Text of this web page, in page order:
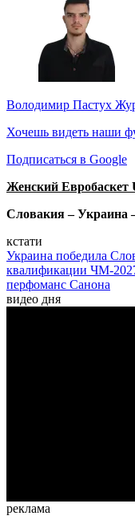
Володимир Пастух
Хочешь видеть наши
Подписаться в Google
Женский Евробаскет
Словакия – Украина
кстати
Украина победила
квалификации ЧМ-
перфоманс Санона
видео дня
реклама